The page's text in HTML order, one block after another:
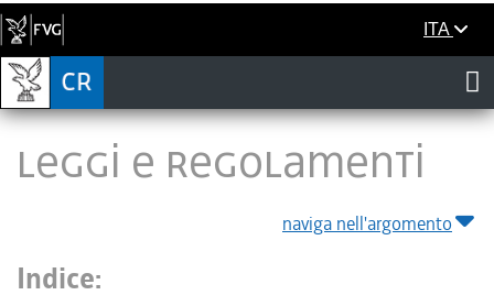
ITA
LEGGI E REGOLAMENTI
naviga nell'argomento
Indice: